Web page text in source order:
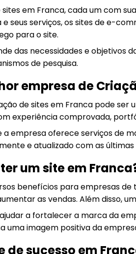
em Franca, cada um com
seus serviços, os sites de e-
para o site.
das necessidades e
de pesquisa.
empresa de
de sites em Franca pode
experiência comprovada,
empresa oferece serviços de
e atualizado com as últimas
um site em
benefícios para empresas
as vendas. Além disso,
a fortalecer a marca da
uma imagem positiva da
de sucesso em